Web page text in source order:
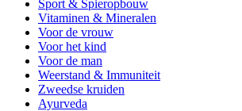
Sport & Spieropbouw
Vitaminen & Mineralen
Voor de vrouw
Voor het kind
Voor de man
Weerstand & Immuniteit
Zweedse kruiden
Ayurveda